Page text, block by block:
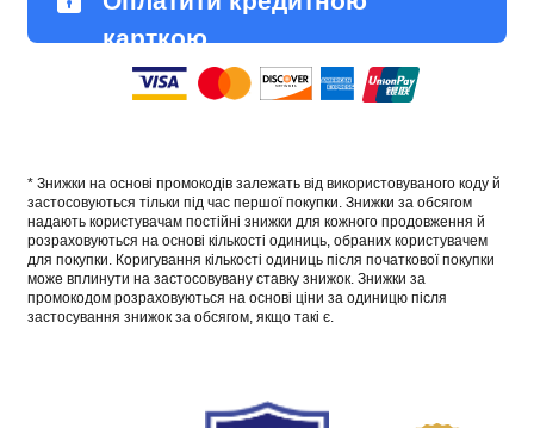
карткою
* Знижки на основі промокодів залежать від використовуваного коду й
застосовуються тільки під час першої покупки. Знижки за обсягом
надають користувачам постійні знижки для кожного продовження й
розраховуються на основі кількості одиниць, обраних користувачем
для покупки. Коригування кількості одиниць після початкової покупки
може вплинути на застосовувану ставку знижок. Знижки за
промокодом розраховуються на основі ціни за одиницю після
застосування знижок за обсягом, якщо такі є.